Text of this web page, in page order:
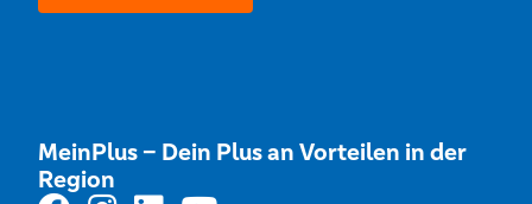
MeinPlus – Dein Plus an Vorteilen in der
Region